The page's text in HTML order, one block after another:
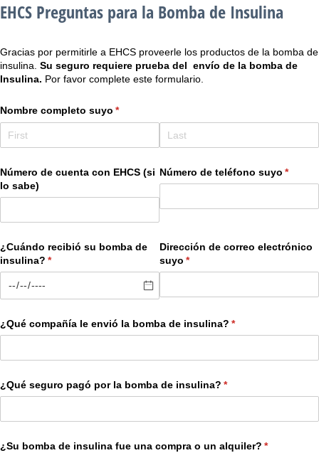
EHCS Preguntas para la Bomba de Insulina
Gracias por permitirle a EHCS proveerle los productos de la bomba de
insulina. Su seguro requiere prueba del envío de la bomba de
Insulina. Por favor complete este formulario.
Nombre completo suyo *
(required)
Número de cuenta con EHCS (si
lo sabe)
Número de teléfono suyo *
¿Cuándo recibió su bomba de
insulina? *
(required)
Dirección de correo electrónico
suyo *
(required)
¿Qué compañía le envió la bomba de insulina? *
(required)
¿Qué seguro pagó por la bomba de insulina? *
(required)
¿Su bomba de insulina fue una compra o un alquiler? *
(required)